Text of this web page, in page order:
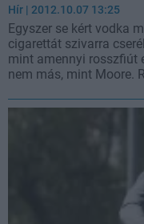
Hír | 2012.10.07 13:25
Egyszer se kért vodka
cigarettát szivarra
mint amennyi rosszfiút
nem más, mint Moore.